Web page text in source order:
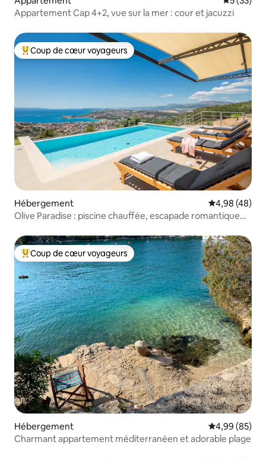
Appartement Cap 4+2, vue sur la mer : cour et jacuzzi
Coups de cœur voyageurs les plus appréciés
Coup de cœur voyageurs
Hébergement Évaluation
4,98 (48)
Olive Paradise : piscine chauffée, escapade romantique
Coups de cœur voyageurs les plus appréciés
Coup de cœur voyageurs
Hébergement Évaluation
4,99 (85)
Charmant appartement méditerranéen et adorable plage